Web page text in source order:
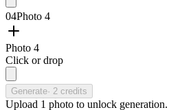
04Photo 4
Photo 4
Click or drop
Generate· 2 credits
Upload 1 photo to unlock generation.